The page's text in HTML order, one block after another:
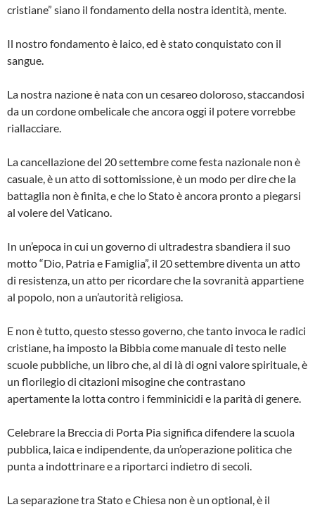
cristiane” siano il fondamento della nostra identità, mente.
Il nostro fondamento è laico, ed è stato conquistato con il
sangue.
La nostra nazione è nata con un cesareo doloroso, staccandosi
da un cordone ombelicale che ancora oggi il potere vorrebbe
riallacciare.
La cancellazione del 20 settembre come festa nazionale non è
casuale, è un atto di sottomissione, è un modo per dire che la
battaglia non è finita, e che lo Stato è ancora pronto a piegarsi
al volere del Vaticano.
In un’epoca in cui un governo di ultradestra sbandiera il suo
motto “Dio, Patria e Famiglia”, il 20 settembre diventa un atto
di resistenza, un atto per ricordare che la sovranità appartiene
al popolo, non a un’autorità religiosa.
E non è tutto, questo stesso governo, che tanto invoca le radici
cristiane, ha imposto la Bibbia come manuale di testo nelle
scuole pubbliche, un libro che, al di là di ogni valore spirituale, è
un florilegio di citazioni misogine che contrastano
apertamente la lotta contro i femminicidi e la parità di genere.
Celebrare la Breccia di Porta Pia significa difendere la scuola
pubblica, laica e indipendente, da un’operazione politica che
punta a indottrinare e a riportarci indietro di secoli.
La separazione tra Stato e Chiesa non è un optional, è il